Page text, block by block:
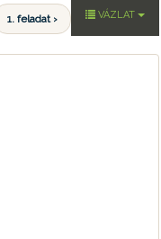
VÁZLAT
1. feladat ›